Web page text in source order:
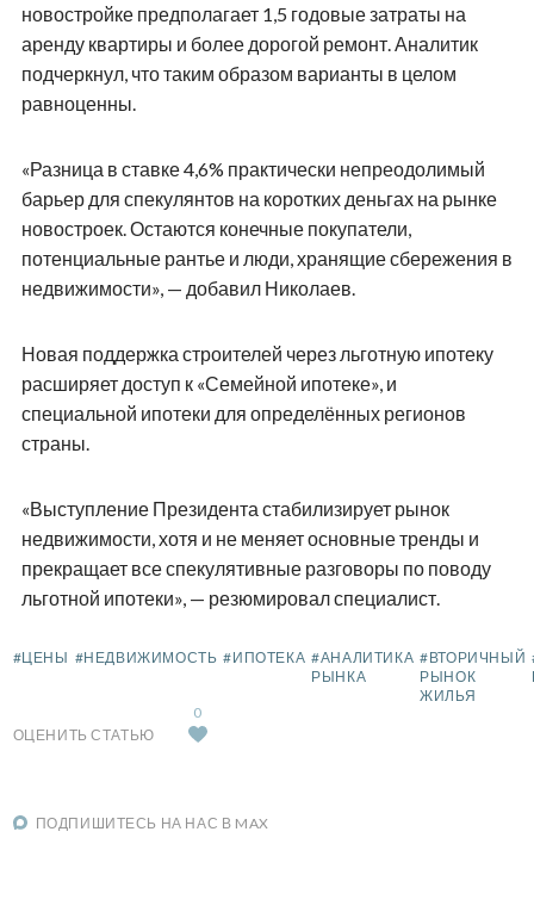
новостройке предполагает 1,5 годовые затраты на
аренду квартиры и более дорогой ремонт. Аналитик
подчеркнул, что таким образом варианты в целом
равноценны.
«Разница в ставке 4,6% практически непреодолимый
барьер для спекулянтов на коротких деньгах на рынке
новостроек. Остаются конечные покупатели,
потенциальные рантье и люди, хранящие сбережения в
недвижимости», — добавил Николаев.
Новая поддержка строителей через льготную ипотеку
расширяет доступ к «Семейной ипотеке», и
специальной ипотеки для определённых регионов
страны.
«Выступление Президента стабилизирует рынок
недвижимости, хотя и не меняет основные тренды и
прекращает все спекулятивные разговоры по поводу
льготной ипотеки», — резюмировал специалист.
#ЦЕНЫ #НЕДВИЖИМОСТЬ #ИПОТЕКА #АНАЛИТИКА
РЫНКА
#ВТОРИЧНЫЙ
РЫНОК
ЖИЛЬЯ
ОЦЕНИТЬ СТАТЬЮ
0
ПОДПИШИТЕСЬ НА НАС В MAX